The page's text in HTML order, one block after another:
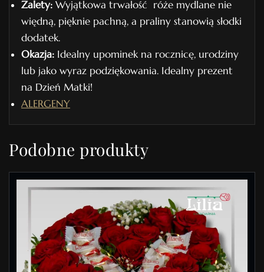
Zalety: Wyjątkowa trwałość róże mydlane nie
więdną, pięknie pachną, a praliny stanowią słodki
dodatek.
Okazja: Idealny upominek na rocznicę, urodziny
lub jako wyraz podziękowania. Idealny prezent
na Dzień Matki!
ALERGENY
Podobne produkty